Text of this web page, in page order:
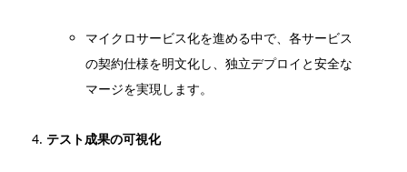
マイクロサービス化を進める中で、各サービス
の契約仕様を明文化し、独立デプロイと安全な
マージを実現します。
テスト成果の可視化